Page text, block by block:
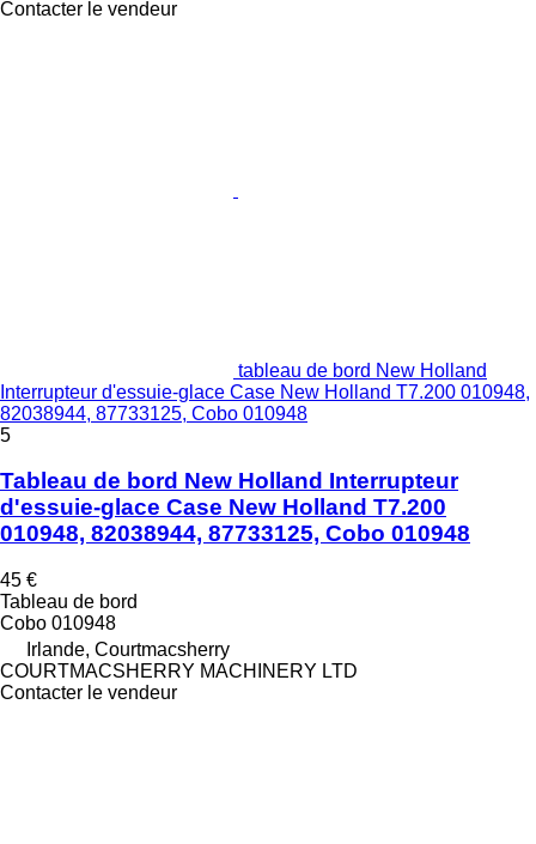
Contacter le vendeur
tableau de bord New Holland
Interrupteur d'essuie-glace Case New Holland T7.200 010948,
82038944, 87733125, Cobo 010948
5
Tableau de bord New Holland Interrupteur
d'essuie-glace Case New Holland T7.200
010948, 82038944, 87733125, Cobo 010948
45 €
Tableau de bord
Cobo 010948
Irlande, Courtmacsherry
COURTMACSHERRY MACHINERY LTD
Contacter le vendeur